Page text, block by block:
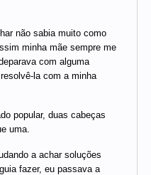
não sabia muito como
minha mãe sempre me
com alguma
la com a minha
popular, duas cabeças
uma.
a achar soluções
fazer, eu passava a